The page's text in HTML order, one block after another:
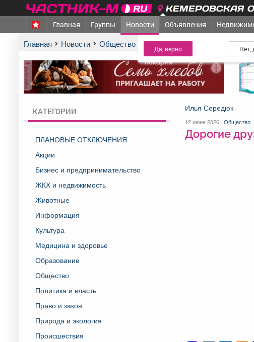
КЕМЕРОВСКАЯ
МЕЖДУРЕЧЕНСК - Ваш город?
Главная Группы Новости Объявления
Главная Новости Общество Дорогие друзья, с Днем
реклама реклама
КАТЕГОРИИ
ПЛАНОВЫЕ ОТКЛЮЧЕНИЯ
Акции
Бизнес и предпринимательство
ЖКХ и недвижимость
Животные
Информация
Культура
Медицина и здоровье
Образование
Общество
Политика и власть
Право и закон
Природа и экология
Происшествия
Илья Середюк
12 июня 2026 Общество
Дорогие